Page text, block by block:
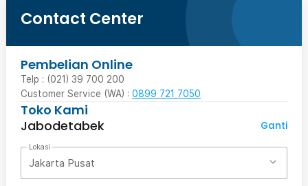
Contact Center
Pembelian Online
Telp : (021) 39 700 200
Customer Service (WA) : 0899 721 7050
Toko Kami
Jabodetabek
Ganti
Lokasi
Jakarta Pusat